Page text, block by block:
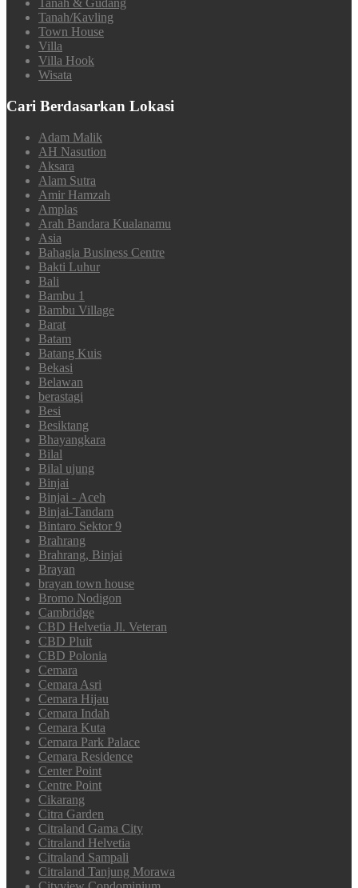
Tanah & Gudang
Tanah/Kavling
Town House
Villa
Villa Hook
Wisata
Cari Berdasarkan Lokasi
Adam Malik
AH Nasution
Aksara
Alam Sutra
Amir Hamzah
Amplas
Arah Bandara Kualanamu
Asia
Bahagia Business Centre
Bakti Luhur
Bali
Bambu 1
Bambu Village
Barat
Batam
Batang Kuis
Bekasi
Belawan
berastagi
Besi
Besiktang
Bhayangkara
Bilal
Bilal ujung
Binjai
Binjai - Aceh
Binjai-Tandam
Bintaro Sektor 9
Brahrang
Brahrang, Binjai
Brayan
brayan town house
Bromo Nodigon
Cambridge
CBD Helvetia Jl. Veteran
CBD Pluit
CBD Polonia
Cemara
Cemara Asri
Cemara Hijau
Cemara Indah
Cemara Kuta
Cemara Park Palace
Cemara Residence
Center Point
Centre Point
Cikarang
Citra Garden
Citraland Gama City
Citraland Helvetia
Citraland Sampali
Citraland Tanjung Morawa